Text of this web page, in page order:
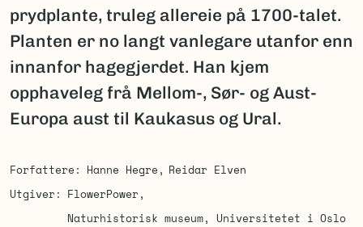
prydplante, truleg allereie på 1700-talet.
Planten er no langt vanlegare utanfor enn
innanfor hagegjerdet. Han kjem
opphaveleg frå Mellom-, Sør- og Aust-
Europa aust til Kaukasus og Ural.
Forfattere Hanne Hegre
Reidar Elven
Utgiver
FlowerPower
Naturhistorisk museum, Universitetet i Oslo